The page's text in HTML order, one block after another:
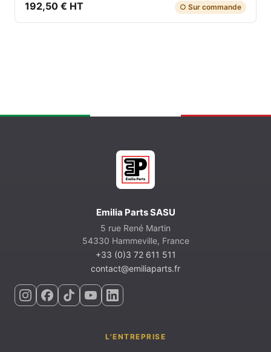
192,50 € HT ○ Sur commande
Emilia Parts SASU
5 rue René Martin
54330 Hammeville, France
+33 (0)3 72 611 511
contact@emiliaparts.fr
L'ENTREPRISE